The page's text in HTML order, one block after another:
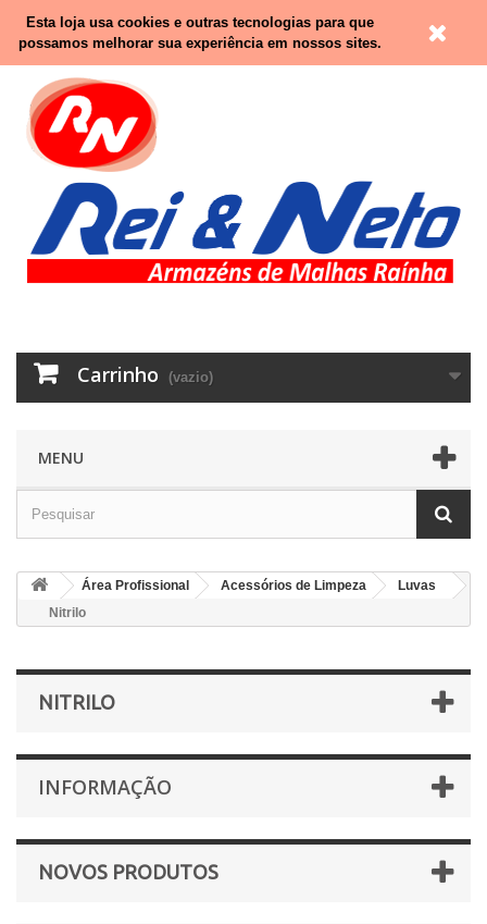
Contacte-nos
Carrinho (vazio)
MENU
Área Profissional Acessórios de Limpeza
Luvas
Nitrilo
NITRILO
INFORMAÇÃO
NOVOS PRODUTOS
Esta loja usa cookies e outras tecnologias para que
possamos melhorar sua experiência em nossos sites.